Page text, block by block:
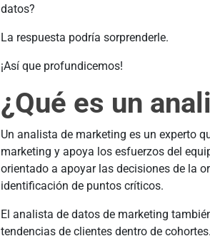
datos?
La respuesta podría sorprenderle.
¡Así que profundicemos!
¿Qué es un
Un analista de marketing es un experto
marketing y apoya los esfuerzos del
orientado a apoyar las decisiones de la
identificación de puntos críticos.
El analista de datos de marketing
tendencias de clientes dentro de